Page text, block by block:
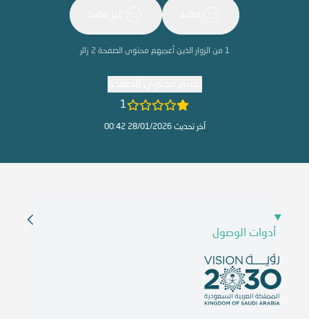
1 من الزوار الذين أعجبهم محتوى الصفحة2 زائر
1
آخر تحديث 28/01/2026 00:42
أدوات الوصول